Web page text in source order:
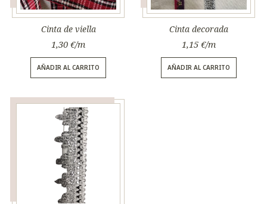
Cinta de viella
1,30 €
AÑADIR AL CARRITO
Cinta decorada
1,15 €
AÑADIR AL CARRITO